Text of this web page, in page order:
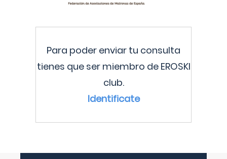
Para poder enviar tu consulta
tienes que ser miembro de EROSKI
club.
Identificate